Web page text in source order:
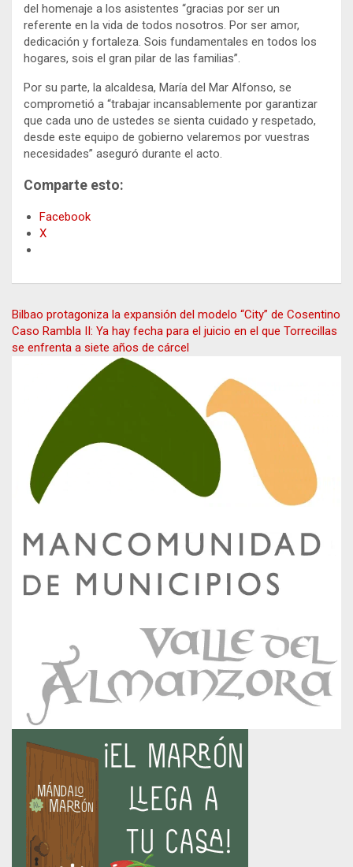
del homenaje a los asistentes “gracias por ser un
referente en la vida de todos nosotros. Por ser amor,
dedicación y fortaleza. Sois fundamentales en todos los
hogares, sois el gran pilar de las familias”.
Por su parte, la alcaldesa, María del Mar Alfonso, se
comprometió a “trabajar incansablemente por garantizar
que cada uno de ustedes se sienta cuidado y respetado,
desde este equipo de gobierno velaremos por vuestras
necesidades” aseguró durante el acto.
Comparte esto:
Facebook
X
Navegación
de
Bilbao protagoniza la expansión del modelo “City” de Cosentino
Caso Rambla II: Ya hay fecha para el juicio en el que Torrecillas
se enfrenta a siete años de cárcel